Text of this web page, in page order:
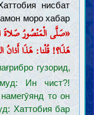
нисбат
моро хабар
«صَلَّی الْمَنْصُورُ صَلاةَ
هَذَا؟! قُلْنا: هَذَا
гузорид,
Ин чист?!
то он
Хаттобия бар